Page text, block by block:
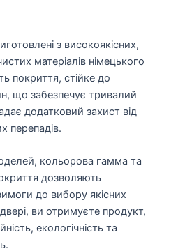
з високоякісних,
матеріалів німецького
покриття, стійке до
що забезпечує тривалий
додатковий захист від
перепадів.
кольорова гамма та
дозволяють
до вибору якісних
ви отримуєте продукт,
екологічність та